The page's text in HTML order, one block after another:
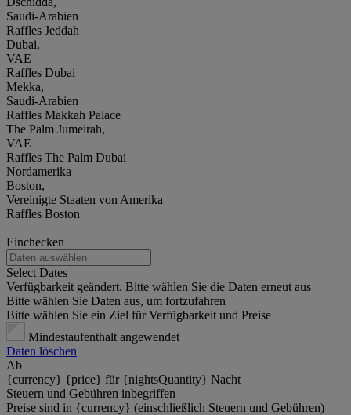
Saudi-Arabien
Raffles Jeddah
Dubai,
VAE
Raffles Dubai
Mekka,
Saudi-Arabien
Raffles Makkah Palace
The Palm Jumeirah,
VAE
Raffles The Palm Dubai
Nordamerika
Boston,
Vereinigte Staaten von Amerika
Raffles Boston
Einchecken
Select Dates
Verfügbarkeit geändert. Bitte wählen Sie die Daten erneut aus
Bitte wählen Sie Daten aus, um fortzufahren
Bitte wählen Sie ein Ziel für Verfügbarkeit und Preise
Mindestaufenthalt angewendet
Daten löschen
Ab
{currency} {price} für {nightsQuantity} Nacht
Steuern und Gebühren inbegriffen
Preise sind in {currency} (einschließlich Steuern und Gebühren)